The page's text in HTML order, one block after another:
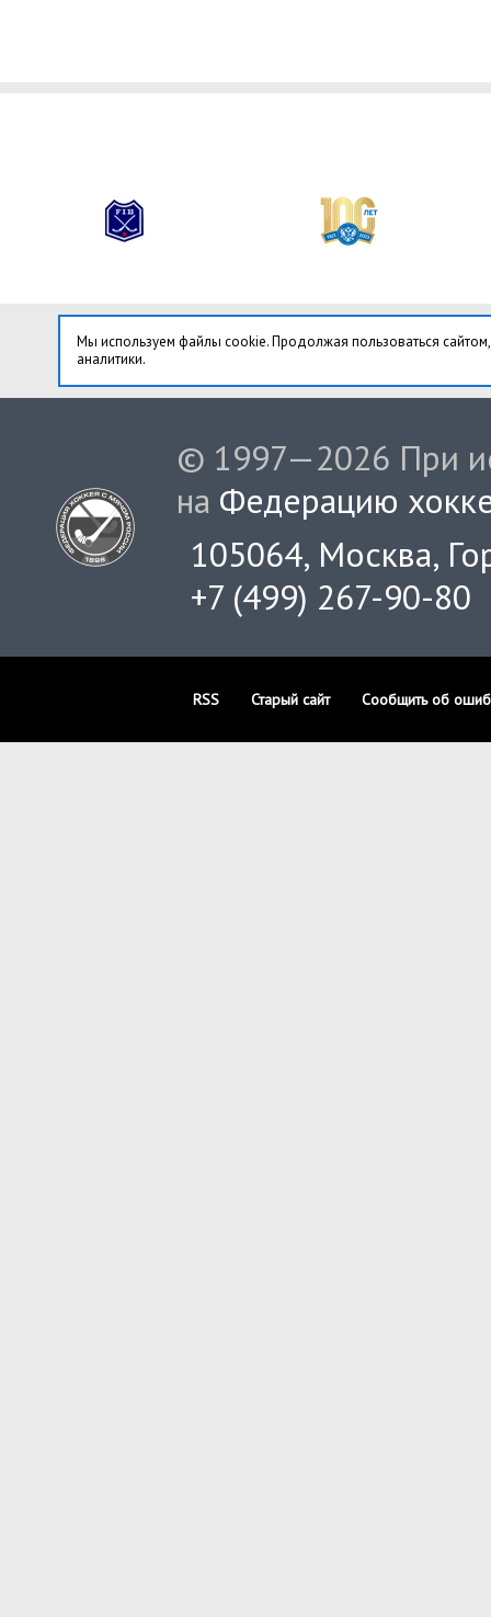
Мы используем файлы cookie. Продолжая пользоваться
аналитики.
© 1997—2026 При
на Федерацию
105064, Москва,
+7 (499) 267-90-80
RSS Старый сайт Сообщить об